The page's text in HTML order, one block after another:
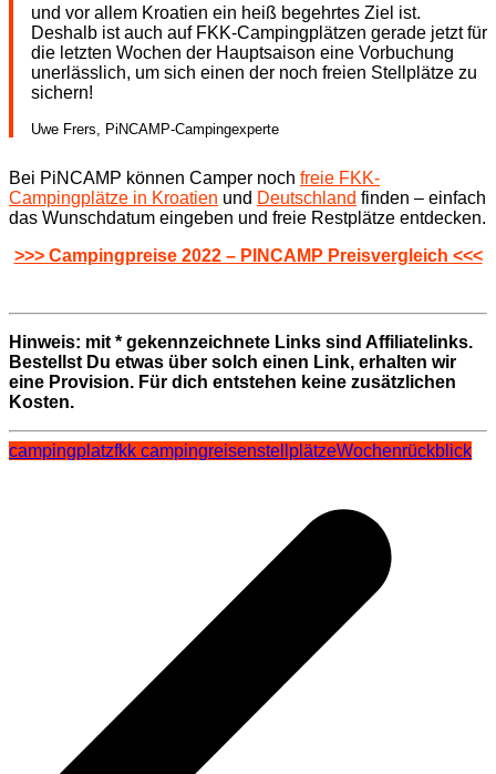
und vor allem Kroatien ein heiß begehrtes Ziel ist.
Deshalb ist auch auf FKK-Campingplätzen gerade jetzt für
die letzten Wochen der Hauptsaison eine Vorbuchung
unerlässlich, um sich einen der noch freien Stellplätze zu
sichern!
Uwe Frers, PiNCAMP-Campingexperte
Bei PiNCAMP können Camper noch freie FKK-
Campingplätze in Kroatien und Deutschland finden – einfach
das Wunschdatum eingeben und freie Restplätze entdecken.
>>> Campingpreise 2022 – PINCAMP Preisvergleich <<<
Hinweis: mit * gekennzeichnete Links sind Affiliatelinks.
Bestellst Du etwas über solch einen Link, erhalten wir
eine Provision. Für dich entstehen keine zusätzlichen
Kosten.
campingplatzfkk campingreisenstellplätzeWochenrückblick